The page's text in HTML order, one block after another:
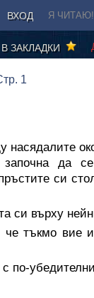
ВХОД Я ЧИТАЮ!
В ЗАКЛАДКИ
1
насядалите
да
си
си върху
тъкмо вие
убедителни